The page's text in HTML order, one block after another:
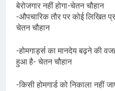
बेरोजगार नहीं होगा-चेतन चौहान
-औपचारिक तौर पर कोई लिखित
चेतन चौहान
-होमगार्ड्स का मानदेय बढ़ने की
हुआ है- चेतन चौहान
-किसी होमगार्ड को निकाला नहीं